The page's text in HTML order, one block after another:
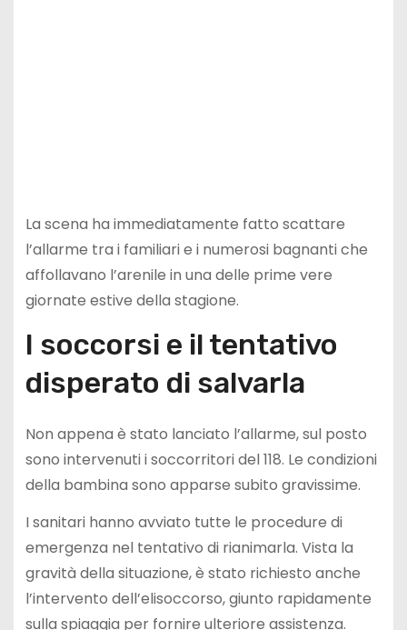
La scena ha immediatamente fatto scattare
l’allarme tra i familiari e i numerosi bagnanti che
affollavano l’arenile in una delle prime vere
giornate estive della stagione.
I soccorsi e il tentativo
disperato di salvarla
Non appena è stato lanciato l’allarme, sul posto
sono intervenuti i soccorritori del 118. Le condizioni
della bambina sono apparse subito gravissime.
I sanitari hanno avviato tutte le procedure di
emergenza nel tentativo di rianimarla. Vista la
gravità della situazione, è stato richiesto anche
l’intervento dell’elisoccorso, giunto rapidamente
sulla spiaggia per fornire ulteriore assistenza.